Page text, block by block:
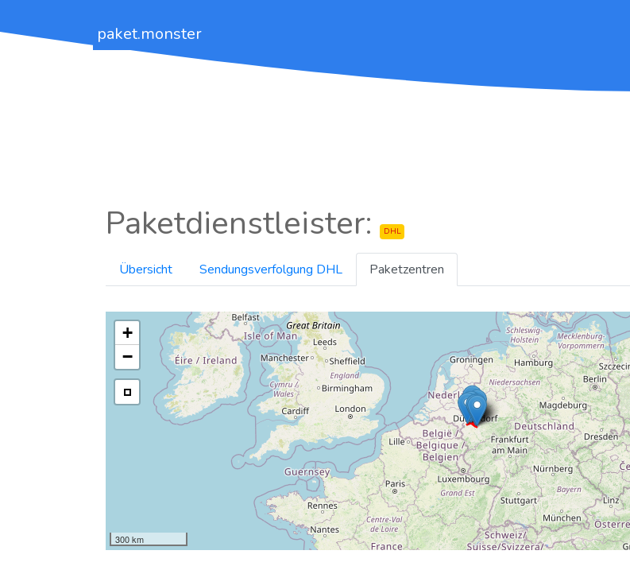
paket.monster
Paketdienstleister: DHL
Übersicht Sendungsverfolgung DHL Paketzentren
+
−
300 km